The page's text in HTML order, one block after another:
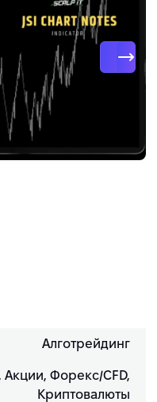
Алготрейдинг
Форекс/CFD,
Криптовалюты